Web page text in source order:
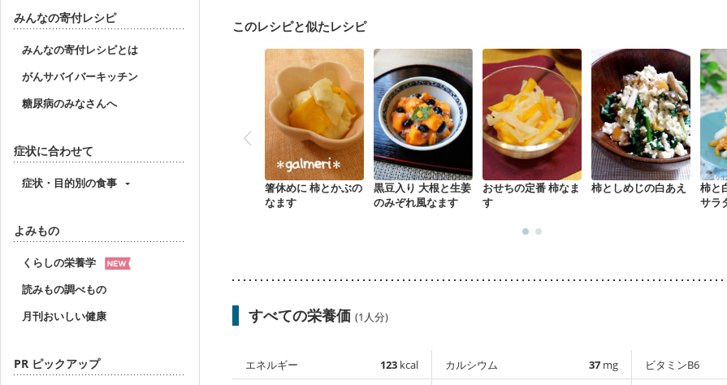
みんなの寄付レシピ
みんなの寄付レシピとは
がんサバイバーキッチン
糖尿病のみなさんへ
症状に合わせて
症状・目的別の食事
よみもの
くらしの栄養学
読みもの調べもの
月刊おいしい健康
PR ピックアップ
産後（ミルク）
骨折
このレシピと似たレシピ
箸休めに 柿とかぶの
なます
黒豆入り 大根と生姜
のみぞれ風なます
おせちの定番 柿なま
す
柿としめじの白あえ
柿と
サラ
すべての栄養価 (1人分)
エネルギー 123 kcal
カルシウム 37 mg
ビタミンB6